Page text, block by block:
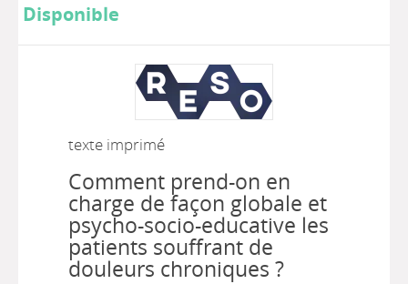
Disponible
texte imprimé
Comment prend-on en
charge de façon globale et
psycho-socio-educative les
patients souffrant de
douleurs chroniques ?